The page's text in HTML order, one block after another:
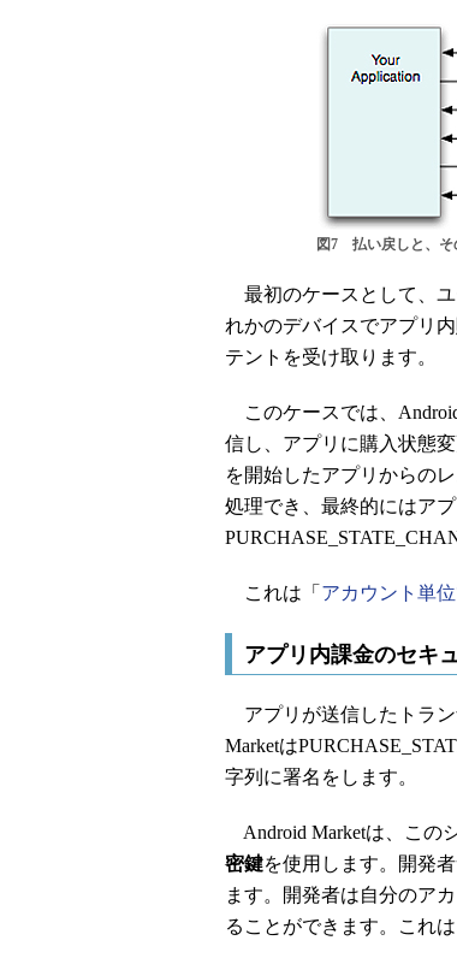
図7 払い戻しと、そ
最初のケースとして、
れかのデバイスでアプリ
テントを受け取ります。
このケースでは、
信し、アプリに購入状態
を開始したアプリからの
処理でき、最終的にはア
これは「 アカウント単
アプリ内課金のセキ
アプリが送信したトラン
Marketは
字列に署名をします。
Android Marketは、この
密鍵を使用します。開発
ます。開発者は自分のア
ることができます。これは